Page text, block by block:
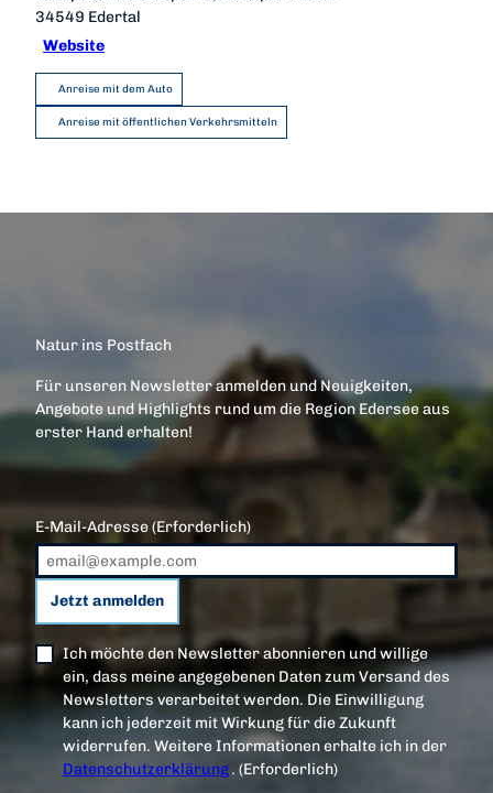
34549 Edertal
Website
Anreise mit dem Auto
Anreise mit öffentlichen Verkehrsmitteln
Natur ins Postfach
Für unseren Newsletter anmelden und Neuigkeiten,
Angebote und Highlights rund um die Region Edersee aus
erster Hand erhalten!
E-Mail-Adresse(Erforderlich)
Jetzt anmelden
Ich möchte den Newsletter abonnieren und willige
ein, dass meine angegebenen Daten zum Versand des
Newsletters verarbeitet werden. Die Einwilligung
kann ich jederzeit mit Wirkung für die Zukunft
widerrufen. Weitere Informationen erhalte ich in der
Datenschutzerklärung.(Erforderlich)